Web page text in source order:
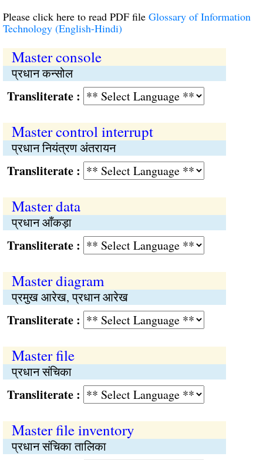
Please click here to read PDF file Glossary of Information
Technology (English-Hindi)
Master console
प्रधान कन्सोल
:
Master control interrupt
प्रधान नियंत्रण अंतरायन
:
Master data
प्रधान आँकड़ा
:
Master diagram
प्रमुख आरेख, प्रधान आरेख
:
Master file
प्रधान संचिका
:
Master file inventory
प्रधान संचिका तालिका